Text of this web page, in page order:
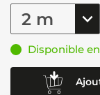
Disponible